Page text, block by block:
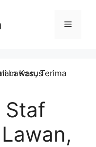
Menu
Staf